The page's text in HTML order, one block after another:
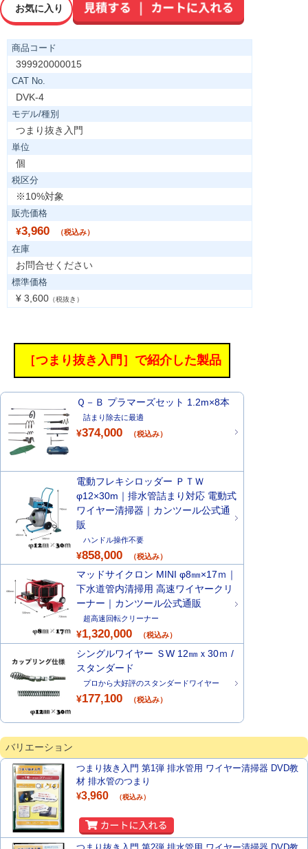
お気に入り
商品コード
399920000015
CAT No.
DVK-4
モデル/種別
つまり抜き入門
単位
個
税区分
※10%対象
販売価格
¥3,960 （税込み）
在庫
お問合せください
標準価格
¥ 3,600 （税抜き）
［つまり抜き入門］で紹介した製品
Ｑ－Ｂ プラマーズセット 1.2m×8本
詰まり除去に最適
¥374,000 （税込み）
電動フレキシロッダー ＰＴＷ
φ12×30m｜排水管詰まり対応 電動式
ワイヤー清掃器｜カンツール公式通
販
ハンドル操作不要
¥858,000 （税込み）
マッドサイクロン MINI φ8㎜×17ｍ｜
下水道管内清掃用 高速ワイヤークリ
ーナー｜カンツール公式通販
超高速回転クリーナー
¥1,320,000 （税込み）
シングルワイヤー ＳW 12㎜ｘ30ｍ /
スタンダード
プロから大好評のスタンダードワイヤー
¥177,100 （税込み）
バリエーション
つまり抜き入門 第1弾 排水管用 ワイヤー清掃器 DVD教
材 排水管のつまり
¥3,960 （税込み）